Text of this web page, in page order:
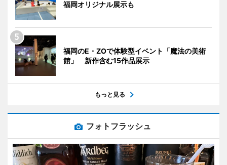
福岡オリジナル展示も
福岡のE・ZOで体験型イベント「魔法の美術
館」 新作含む15作品展示
もっと見る
フォトフラッシュ